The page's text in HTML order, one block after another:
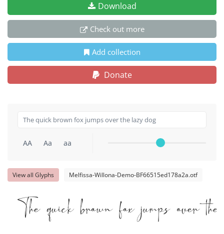
Download
Check out more
Add collection
Donate
AA Aa aa
View all Glyphs Melfissa-Willona-Demo-BF66515ed178a2a.otf
The quick brown fox jumps over